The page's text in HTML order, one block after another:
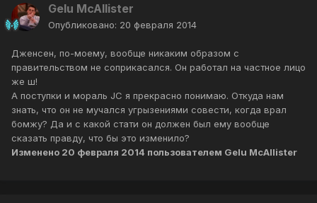
Gelu McAllister
Опубликовано: 20 февраля 2014
Дженсен, по-моему, вообще никаким образом с
правительством не соприкасался. Он работал на частное лицо
же ш!
А поступки и мораль JC я прекрасно понимаю. Откуда нам
знать, что он не мучался угрызениями совести, когда врал
бомжу? Да и с какой стати он должен был ему вообще
сказать правду, что бы это изменило?
Изменено 20 февраля 2014 пользователем Gelu McAllister